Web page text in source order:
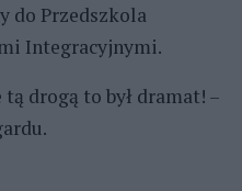
do Przedszkola
Integracyjnymi.
drogą to był dramat! –